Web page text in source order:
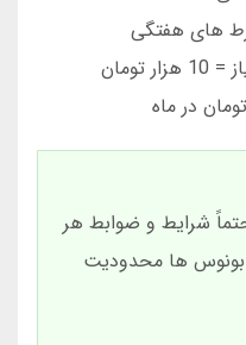
شرایط و ضوابط هر
بونوس ها محدودیت